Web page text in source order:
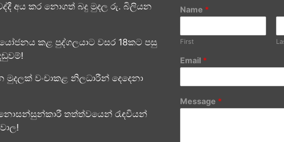
අය කර නොගත් බදු මුදල රු. බිලියන
කළ පුද්ගලයාට වසර 18කට පසු
වංචාකළ නිලධාරීන් දෙදෙනා
තත්ත්වයෙන් රැඳවියන්
Name *
First
Email *
Message *